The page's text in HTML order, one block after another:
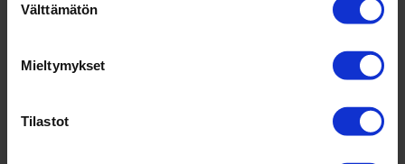
valinta
Välttämätön
Mieltymykset
Tilastot